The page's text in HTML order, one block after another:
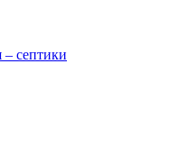
– септики